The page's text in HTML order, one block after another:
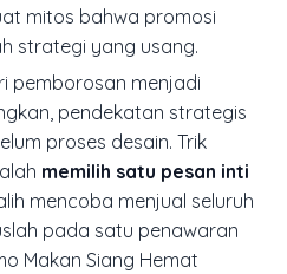
mitos bahwa promosi
strategi yang usang.
pemborosan menjadi
pendekatan strategis
proses desain. Trik
memilih satu pesan inti
mencoba menjual seluruh
pada satu penawaran
Makan Siang Hemat